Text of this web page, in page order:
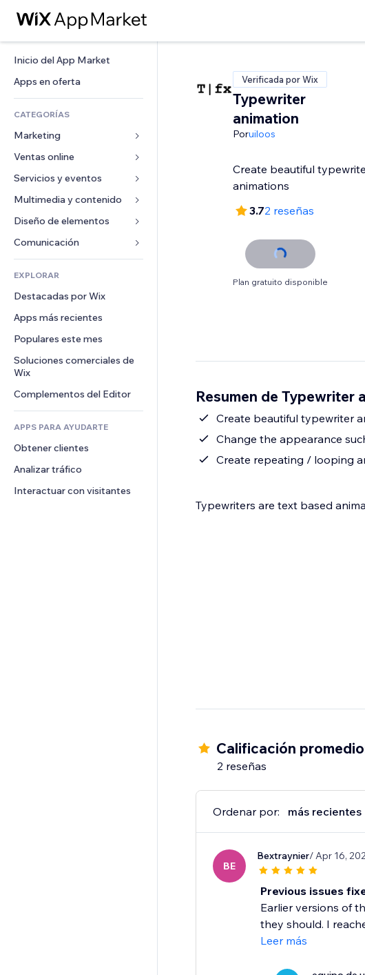
Inicio del App Market
Apps en oferta
CATEGORÍAS
Marketing
Anuncios
Móvil
Analíticas
Anuncios del sitio
Email
Ventas online
Apps para tiendas
Envíos y entregas
Botones de venta
Contabilidad
Cupones y fidelización
Almacenamiento de mercancía
Crowdfunding
Alimentos y bebidas
Servicios y eventos
Hoteles
Eventos
Restaurantes
Inmobiliarias
Reservas
Multimedia y contenido
Galerías
Música
Pódcast
Fotografía
Video
PDF
Compartir archivos
Noticias
Servicios de contenido
Efectos de texto
Diseño de elementos
Mapas y navegación
Privacidad y seguridad
Reloj
Plantillas para páginas
Efectos de imágenes
Botones y menús
Banners e insignias
Calculadoras
Buscar
Formularios
Encuestas
Chat
Comentarios
Teléfono
Comunidad
Reseñas y testimonios
EXPLORAR
Destacadas por Wix
Apps más recientes
Populares este mes
Soluciones comerciales de
Wix
Complementos del Editor
APPS PARA AYUDARTE
Obtener clientes
Analizar tráfico
Interactuar con visitantes
Verificada por Wix
Typewriter
animation
Poruiloos
Create beautiful
animations
3.72 reseñas
Plan gratuito disponible
Resumen de Typewriter
Create beautiful typewriter
Change the appearance
Create repeating / looping
Typewriters are text based
Calificación
2 reseñas
Ordenar por: más recientes
BE
Bextraynier/ Apr 16,
Previous issues
Earlier versions of
they should. I
Leer más